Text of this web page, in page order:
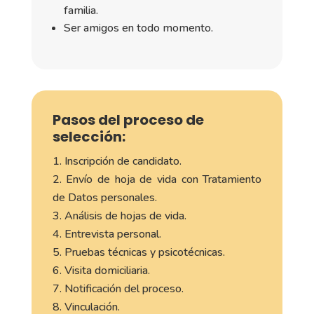
familia.
Ser amigos en todo momento.
Pasos del proceso de
selección:
Inscripción de candidato.
Envío de hoja de vida con Tratamiento
de Datos personales.
Análisis de hojas de vida.
Entrevista personal.
Pruebas técnicas y psicotécnicas.
Visita domiciliaria.
Notificación del proceso.
Vinculación.